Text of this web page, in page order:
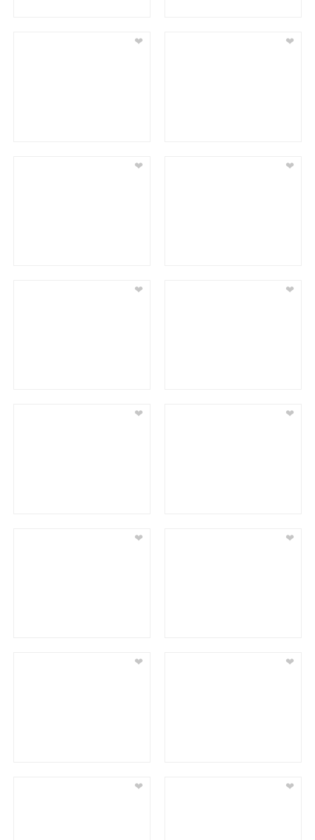
❤ ❤
❤ ❤
❤ ❤
❤ ❤
❤ ❤
❤ ❤
❤ ❤